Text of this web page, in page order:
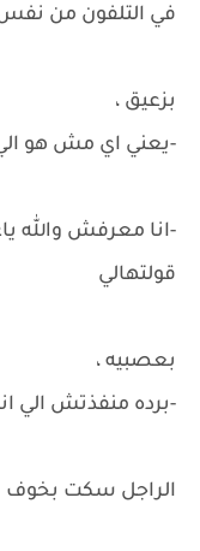
في التلفون من
بزعيق ،
-يعني اي مش هو الي
-انا معرفش والله
قولتهالي
بعصبيه ،
-برده منفذتش الي
الراجل سكت بخوف